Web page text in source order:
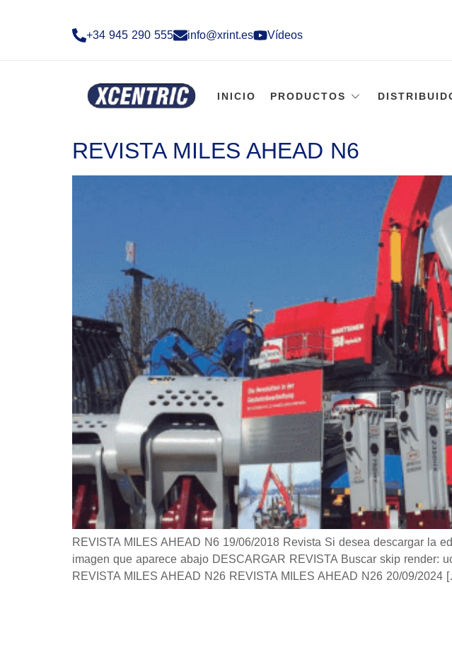
+34 945 290 555​ info@xrint.es Vídeos
INICIO PRODUCTOS
REVISTA MILES AHEAD N6
REVISTA MILES AHEAD N6 19/06/2018 Revista Si desea descargar la
imagen que aparece abajo DESCARGAR REVISTA Buscar skip render:
REVISTA MILES AHEAD N26 REVISTA MILES AHEAD N26 20/09/2024